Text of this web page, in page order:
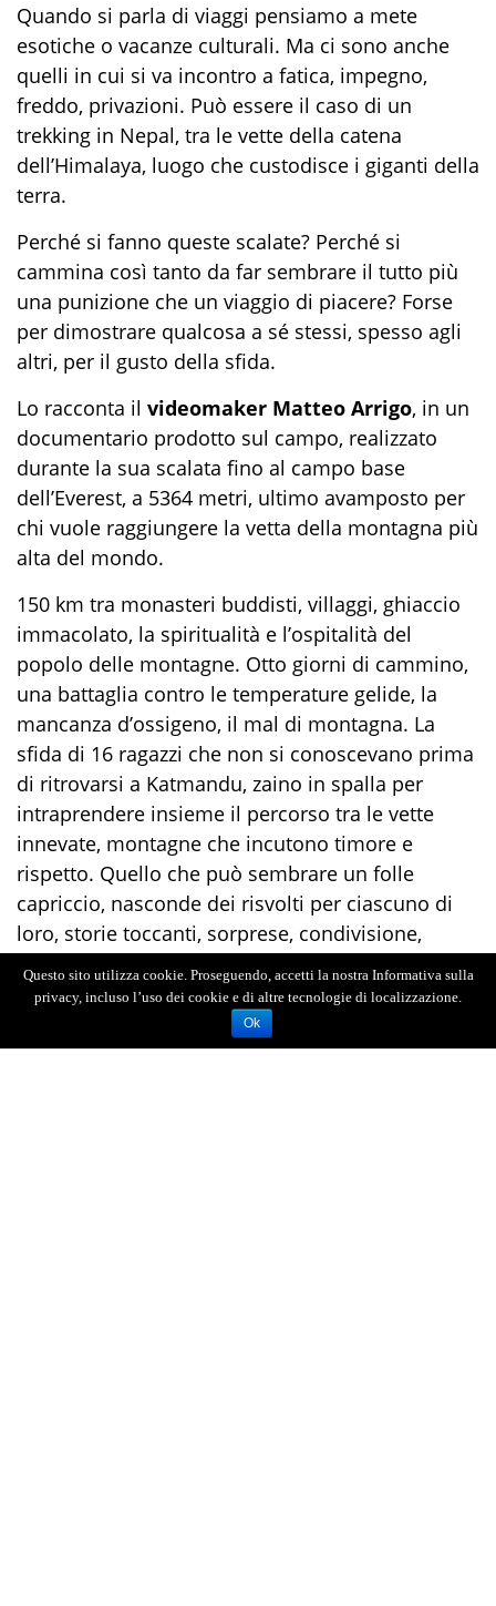
Quando si parla di viaggi pensiamo a mete
esotiche o vacanze culturali. Ma ci sono anche
quelli in cui si va incontro a fatica, impegno,
freddo, privazioni. Può essere il caso di un
trekking in Nepal, tra le vette della catena
dell’Himalaya, luogo che custodisce i giganti della
terra.
Perché si fanno queste scalate? Perché si
cammina così tanto da far sembrare il tutto più
una punizione che un viaggio di piacere? Forse
per dimostrare qualcosa a sé stessi, spesso agli
altri, per il gusto della sfida.
Lo racconta il videomaker Matteo Arrigo, in un
documentario prodotto sul campo, realizzato
durante la sua scalata fino al campo base
dell’Everest, a 5364 metri, ultimo avamposto per
chi vuole raggiungere la vetta della montagna più
alta del mondo.
150 km tra monasteri buddisti, villaggi, ghiaccio
immacolato, la spiritualità e l’ospitalità del
popolo delle montagne. Otto giorni di cammino,
una battaglia contro le temperature gelide, la
mancanza d’ossigeno, il mal di montagna. La
sfida di 16 ragazzi che non si conoscevano prima
di ritrovarsi a Katmandu, zaino in spalla per
intraprendere insieme il percorso tra le vette
innevate, montagne che incutono timore e
rispetto. Quello che può sembrare un folle
capriccio, nasconde dei risvolti per ciascuno di
loro, storie toccanti, sorprese, condivisione,
lacrime, rivincite.
Questo sito utilizza cookie. Proseguendo, accetti la nostra Informativa sulla
privacy, incluso l’uso dei cookie e di altre tecnologie di localizzazione.
Ok